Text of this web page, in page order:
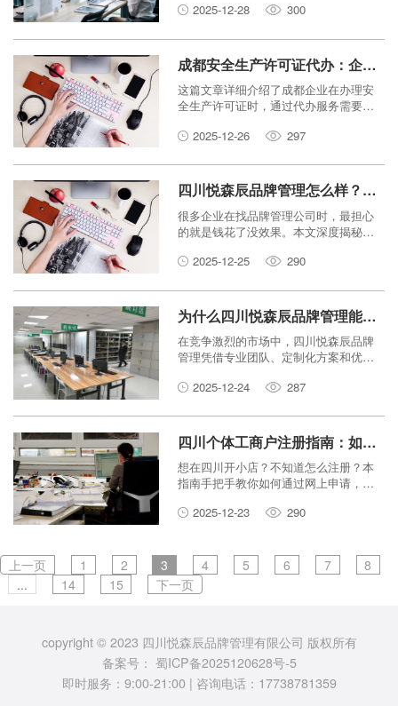
现，为您揭秘这家公司的靠谱程度。
2025-12-28 300
成都安全生产许可证代办：企业必须知道的3个关键点
这篇文章详细介绍了成都企业在办理安
全生产许可证时，通过代办服务需要了
必要性、如何挑选靠谱机构以及办理过
2025-12-26 297
四川悦森辰品牌管理怎么样？企业主最关心的服务真相揭秘
很多企业在找品牌管理公司时，最担心
的就是钱花了没效果。本文深度揭秘四
实力到收费细节，帮你分析它到底值不
2025-12-25 290
为什么四川悦森辰品牌管理能成为企业服务的首选？揭秘其核心优势
在竞争激烈的市场中，四川悦森辰品牌
管理凭借专业团队、定制化方案和优质
选。本文将揭秘其背后的核心优势，助
2025-12-24 287
四川个体工商户注册指南：如何一天内拿到营业执照？
想在四川开小店？不知道怎么注册？本
指南手把手教你如何通过网上申请，最
简单，一看就懂。
2025-12-23 290
上一页 1 2 3 4 5 6 7
8
...
14 15 下一页
copyright © 2023 四川悦森辰品牌管理有限公司 版权所有
备案号： 蜀ICP备2025120628号-5
即时服务：9:00-21:00 | 咨询电话：17738781359